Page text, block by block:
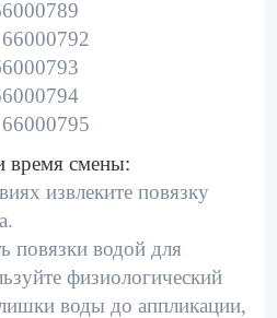
время смены:
извлеките повязку
повязки водой для
физиологический
воды до аппликации,